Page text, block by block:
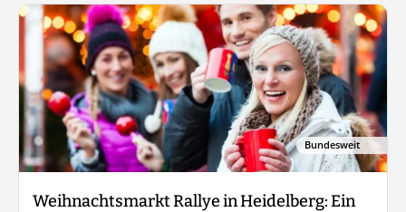
Bundesweit
Weihnachtsmarkt Rallye in Heidelberg: Ein